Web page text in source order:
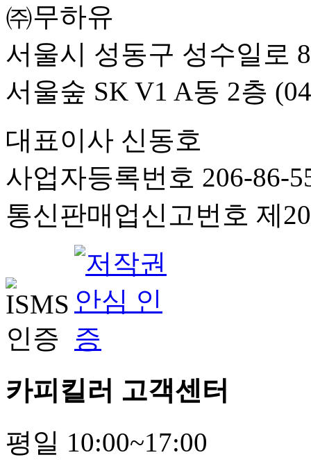
㈜무하유
서울시 성동구 성수일로
서울숲 SK V1 A동 2층
대표이사 신동호
사업자등록번호 206-86-
통신판매업신고번호 제
카피킬러 고객센터
평일 10:00~17:00